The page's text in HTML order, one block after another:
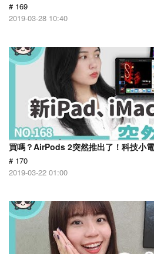
# 169
2019-03-28 10:40
買嗎？AirPods 2突然推出了！科技小
# 170
2019-03-22 01:00